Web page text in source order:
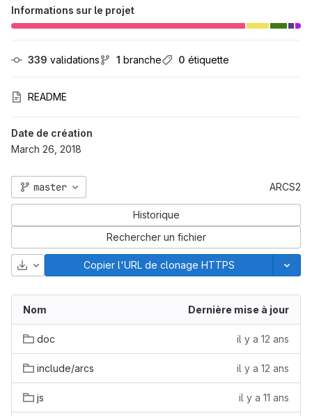
Informations sur le projet
339 validations 1 branche 0 étiquette
README
Date de création
March 26, 2018
master ARCS2
Historique
Rechercher un fichier
TéléchargerCopier l'URL de clonage HTTPS
Nom Dernière mise à jour
doc il y a 12 ans
include/arcs il y a 12 ans
js il y a 11 ans